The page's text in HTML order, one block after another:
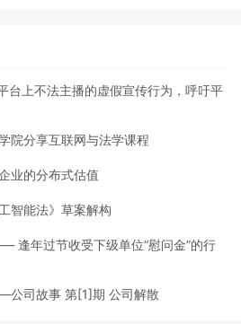
台上不法主播的虚假宣传行为，呼吁平
院分享互联网与法学课程
业的分布式估值
智能法》草案解构
逢年过节收受下级单位“慰问金”的行
司故事 第[1]期 公司解散